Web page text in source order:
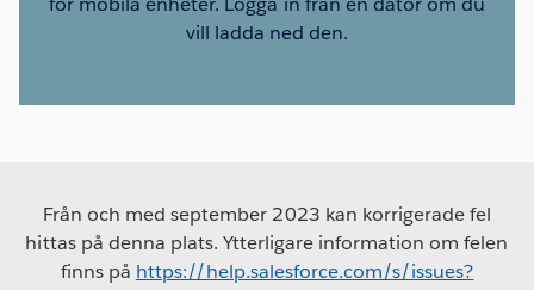
vill ladda ned den.
Från och med september 2023 kan korrigerade fel
hittas på denna plats. Ytterligare information om felen
finns på https://help.salesforce.com/s/issues?